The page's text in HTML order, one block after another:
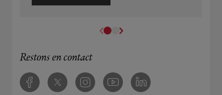
Restons en contact
FacebookTwitter InstagramYoutube Linkedin